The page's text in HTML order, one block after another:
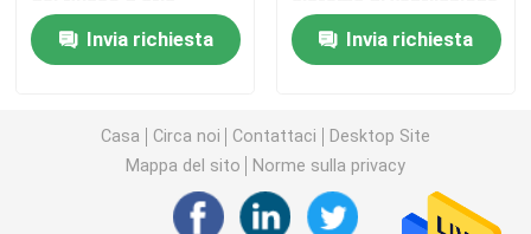
Filtro dalla guarnizione HEPA del gel
Filtro ad alta temperatura da HEPA
Filtro dalla Banca di V
Invia richiesta
Invia richiesta
Casa Circa noi Contattaci
Desktop Site
Mappa del sito
Norme sulla privacy